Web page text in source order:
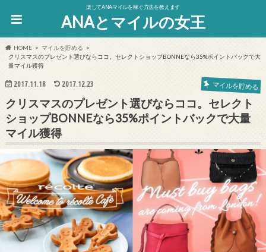
楽してANAマイルを稼ぐ方法を教えます
ANAとマイルの女王
HOME
マイルを貯める
クリスマスのプレゼント選びならココ。セレクトショップBONNEなら35%ポイントバックで大
量マイル獲得
2017.11.18 2017.12.23 マイルを貯める
クリスマスのプレゼント選びならココ。セレクト
ショップBONNEなら35%ポイントバックで大量
マイル獲得